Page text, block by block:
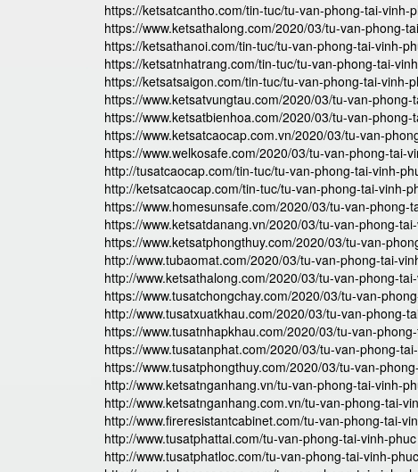
https://ketsatcantho.com/tin-tuc/tu-van-phong-tai-vinh-
https://www.ketsathalong.com/2020/03/tu-van-phong-
https://ketsathanoi.com/tin-tuc/tu-van-phong-tai-vinh-
https://ketsatnhatrang.com/tin-tuc/tu-van-phong-tai-
https://ketsatsaigon.com/tin-tuc/tu-van-phong-tai-vinh-
https://www.ketsatvungtau.com/2020/03/tu-van-
https://www.ketsatbienhoa.com/2020/03/tu-van-
https://www.ketsatcaocap.com.vn/2020/03/tu-van-
https://www.welkosafe.com/2020/03/tu-van-phong-tai-
http://tusatcaocap.com/tin-tuc/tu-van-phong-tai-vinh-
http://ketsatcaocap.com/tin-tuc/tu-van-phong-tai-vinh-
https://www.homesunsafe.com/2020/03/tu-van-phong-
https://www.ketsatdanang.vn/2020/03/tu-van-phong-
https://www.ketsatphongthuy.com/2020/03/tu-van-
http://www.tubaomat.com/2020/03/tu-van-phong-tai-
http://www.ketsathalong.com/2020/03/tu-van-phong-
https://www.tusatchongchay.com/2020/03/tu-van-
http://www.tusatxuatkhau.com/2020/03/tu-van-phong-
https://www.tusatnhapkhau.com/2020/03/tu-van-
https://www.tusatanphat.com/2020/03/tu-van-phong-
https://www.tusatphongthuy.com/2020/03/tu-van-
http://www.ketsatnganhang.vn/tu-van-phong-tai-vinh-
http://www.ketsatnganhang.com.vn/tu-van-phong-tai-
http://www.fireresistantcabinet.com/tu-van-phong-tai-
http://www.tusatphattai.com/tu-van-phong-tai-vinh-phuc
http://www.tusatphatloc.com/tu-van-phong-tai-vinh-phuc